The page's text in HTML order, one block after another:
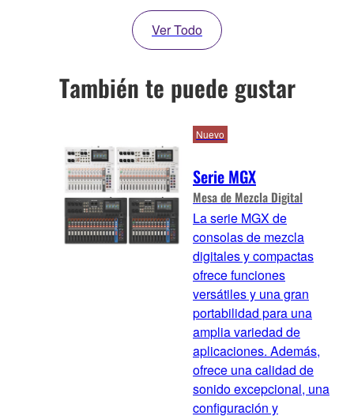
Ver Todo
También te puede gustar
Serie MGX
Mesa de Mezcla Digital
Nuevo
La serie MGX de
consolas de mezcla
digitales y compactas
ofrece funciones
versátiles y una gran
portabilidad para una
amplia variedad de
aplicaciones. Además,
ofrece una calidad de
sonido excepcional, una
configuración y